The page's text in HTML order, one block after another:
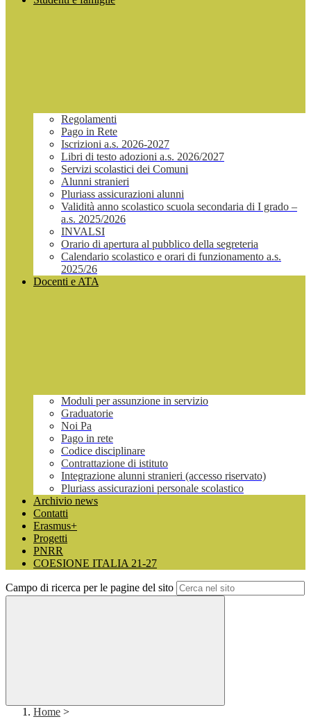
Regolamenti
Pago in Rete
Iscrizioni a.s. 2026-2027
Libri di testo adozioni a.s. 2026/2027
Servizi scolastici dei Comuni
Alunni stranieri
Pluriass assicurazioni alunni
Validità anno scolastico scuola secondaria di I grado –
a.s. 2025/2026
INVALSI
Orario di apertura al pubblico della segreteria
Calendario scolastico e orari di funzionamento a.s.
2025/26
Docenti e ATA
Moduli per assunzione in servizio
Graduatorie
Noi Pa
Pago in rete
Codice disciplinare
Contrattazione di istituto
Integrazione alunni stranieri (accesso riservato)
Pluriass assicurazioni personale scolastico
Archivio news
Contatti
Erasmus+
Progetti
PNRR
COESIONE ITALIA 21-27
Campo di ricerca per le pagine del sito
Home >